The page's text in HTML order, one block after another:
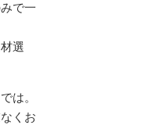
で一
選
は。
くお